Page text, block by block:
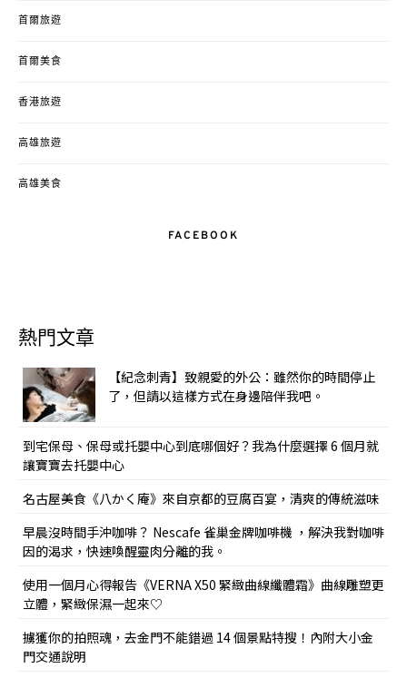
首爾旅遊
首爾美食
香港旅遊
高雄旅遊
高雄美食
FACEBOOK
熱門文章
【紀念刺青】致親愛的外公：雖然你的時間停止
了，但請以這樣方式在身邊陪伴我吧。
到宅保母、保母或托嬰中心到底哪個好？我為什麼選擇 6 個月就
讓寶寶去托嬰中心
名古屋美食《八かく庵》來自京都的豆腐百宴，清爽的傳統滋味
早晨沒時間手沖咖啡？ Nescafe 雀巢金牌咖啡機 ，解決我對咖啡
因的渴求，快速喚醒靈肉分離的我。
使用一個月心得報告《VERNA X50 緊緻曲線纖體霜》曲線雕塑更
立體，緊緻保濕一起來♡
擄獲你的拍照魂，去金門不能錯過 14 個景點特搜！內附大小金
門交通說明